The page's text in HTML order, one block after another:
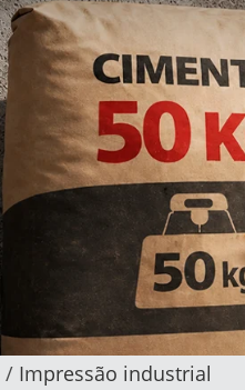
/ Impressão industrial